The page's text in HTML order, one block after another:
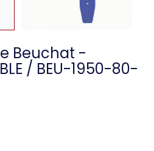
Beuchat -
/ BEU-1950-80-